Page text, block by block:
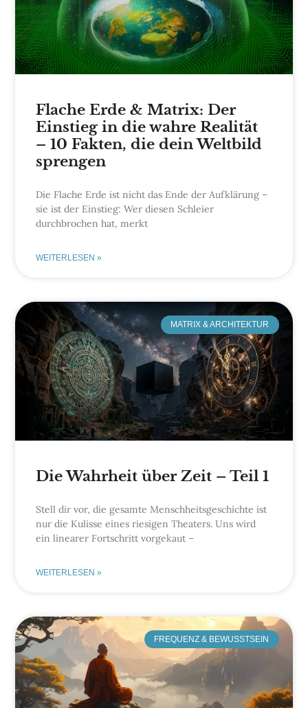
Flache Erde & Matrix: Der
Einstieg in die wahre Realität
– 10 Fakten, die dein Weltbild
sprengen
Die Flache Erde ist nicht das Ende der Aufklärung –
sie ist der Einstieg: Wer diesen Schleier
durchbrochen hat, merkt
WEITERLESEN »
MATRIX & ARCHITEKTUR
Die Wahrheit über Zeit – Teil 1
Stell dir vor, die gesamte Menschheitsgeschichte ist
nur die Kulisse eines riesigen Theaters. Uns wird
ein linearer Fortschritt vorgekaut –
WEITERLESEN »
FREQUENZ & BEWUSSTSEIN